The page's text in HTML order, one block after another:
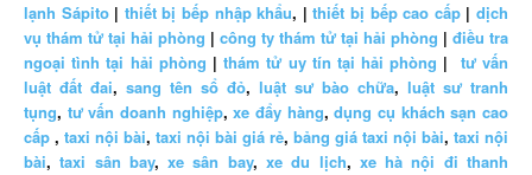
lạnh Sápito | thiết bị bếp nhập khẩu, |thiết bị bếp cao cấp|dịch
vụ thám tử tại hải phòng | công ty thám tử tại hải phòng | điều tra
ngoại tình tại hải phòng |thám tử uy tín tại hải phòng | tư vấn
luật đất đai, sang tên sổ đỏ, luật sư bào chữa, luật sư tranh
tụng, tư vấn doanh nghiệp,xe đẩy hàng,dụng cụ khách sạn cao
cấp , taxi nội bài, taxi nội bài giá rẻ, bảng giá taxi nội bài, taxi nội
bài,taxi sân bay,xe sân bay,xe du lịch, xe hà nội đi thanh